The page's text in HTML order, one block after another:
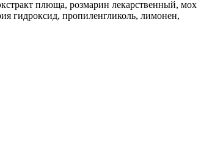
плюща, розмарин лекарственный, мох
гидроксид, пропиленгликоль, лимонен,